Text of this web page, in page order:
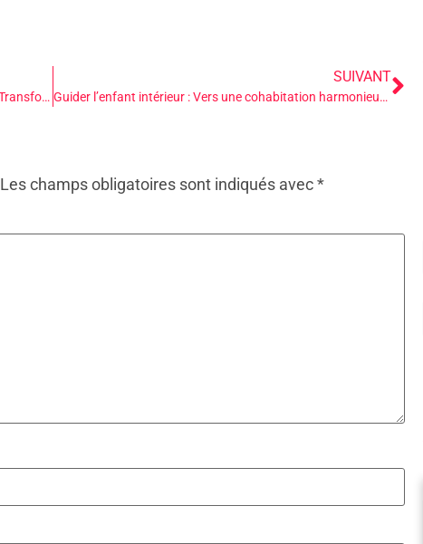
Écoute Active et Présence Attentive : Clés pour une Transformation Relationnelle Profonde
SUIVANT
Guider l’enfant intérieur : Vers une cohabitation harmonieuse
Les champs obligatoires sont indiqués avec*